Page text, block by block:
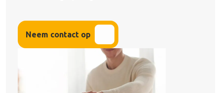
Neem contact op